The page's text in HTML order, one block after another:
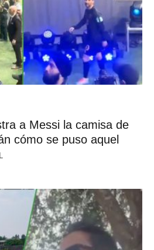
a Messi la camisa de
cómo se puso aquel